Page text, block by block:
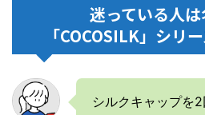
迷っている人
「COCOSILK」シリ
シルクキャップを2